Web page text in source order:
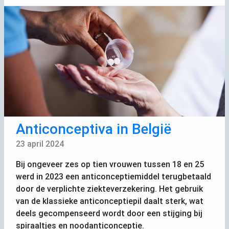
Anticonceptiva in België
23 april 2024
Bij ongeveer zes op tien vrouwen tussen 18 en 25
werd in 2023 een anticonceptiemiddel terugbetaald
door de verplichte ziekteverzekering. Het gebruik
van de klassieke anticonceptiepil daalt sterk, wat
deels gecompenseerd wordt door een stijging bij
spiraaltjes en noodanticonceptie.